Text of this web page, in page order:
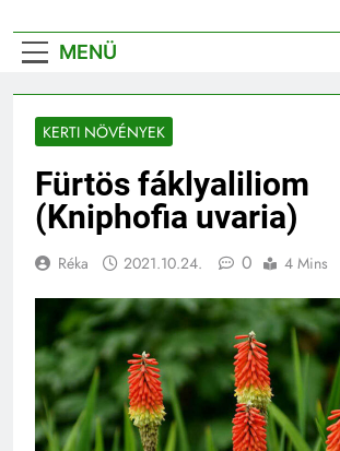
MENÜ
KERTI NÖVÉNYEK
Fürtös fáklyaliliom
(Kniphofia uvaria)
Réka 2021.10.24. 0 4 Mins